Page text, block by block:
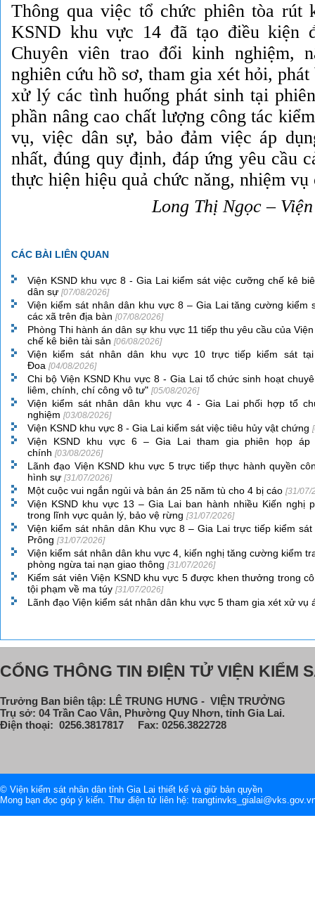
Thông qua việc tổ chức phiên tòa rút
KSND khu vực 14 đã tạo điều kiện
Chuyên viên trao đổi kinh nghiệm,
nghiên cứu hồ sơ, tham gia xét hỏi,
xử lý các tình huống phát sinh tại
phần nâng cao chất lượng công tác
vụ, việc dân sự, bảo đảm việc áp
nhất, đúng quy định, đáp ứng yêu cầu
thực hiện hiệu quả chức năng, nhiệm vụ
Long Thị Ngọc –
CÁC BÀI LIÊN QUAN
Viện KSND khu vực 8 - Gia Lai kiểm sát việc cưỡng chế kê
dân sự [07/08/2026]
Viện kiểm sát nhân dân khu vực 8 – Gia Lai tăng cường kiểm
các xã trên địa bàn [07/08/2026]
Phòng Thi hành án dân sự khu vực 11 tiếp thu yêu cầu của
chế kê biên tài sản [06/08/2026]
Viện kiểm sát nhân dân khu vực 10 trực tiếp kiểm sát
Đoa [04/08/2026]
Chi bộ Viện KSND Khu vực 8 - Gia Lai tổ chức sinh hoạt
liêm, chính, chí công vô tư" [05/08/2026]
Viện kiểm sát nhân dân khu vực 4 - Gia Lai phối hợp tổ
nghiệm [03/08/2026]
Viện KSND khu vực 8 - Gia Lai kiểm sát việc tiêu hủy vật chứng
Viện KSND khu vực 6 – Gia Lai tham gia phiên họp
chính [03/08/2026]
Lãnh đạo Viện KSND khu vực 5 trực tiếp thực hành quyền
hình sự [31/07/2026]
Một cuộc vui ngắn ngủi và bản án 25 năm tù cho 4 bị cáo [31/07/
Viện KSND khu vực 13 – Gia Lai ban hành nhiều Kiến nghị
trong lĩnh vực quản lý, bảo vệ rừng [31/07/2026]
Viện kiểm sát nhân dân Khu vực 8 – Gia Lai trực tiếp kiểm
Prông [31/07/2026]
Viện kiểm sát nhân dân khu vực 4, kiến nghị tăng cường kiểm
phòng ngừa tai nạn giao thông [31/07/2026]
Kiểm sát viên Viện KSND khu vực 5 được khen thưởng trong
tội phạm về ma túy [31/07/2026]
Lãnh đạo Viện kiểm sát nhân dân khu vực 5 tham gia xét xử
CỔNG THÔNG TIN ĐIỆN TỬ VIỆN KIỂM
Trưởng Ban biên tập: LÊ TRUNG HƯNG - VIỆN TRƯỞNG
Trụ sở: 04 Trần Cao Vân, Phường Quy Nhơn, tỉnh Gia Lai.
Điện thoại: 0256.3817817 Fax: 0256.3822728
© Viện kiểm sát nhân dân tỉnh Gia Lai thiết kế và giữ bản quyền
Mong bạn đọc góp ý kiến. Thư điện tử liên hệ: